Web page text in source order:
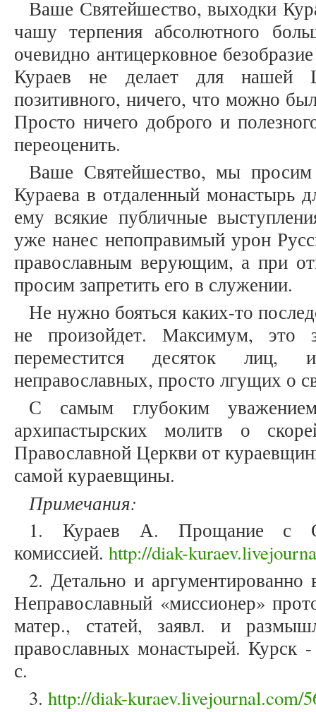
Ваше Святейшество, выходки
чашу терпения абсолютного
очевидно антицерковное
Кураев не делает для нашей
позитивного, ничего, что можно
Просто ничего доброго и
переоценить.
Ваше Святейшество, мы просим
Кураева в отдаленный монастырь
ему всякие публичные
уже нанес непоправимый урон
православным верующим, а при
просим запретить его в служении.
Не нужно бояться каких-то
не произойдет. Максимум, это
переместится десяток
неправославных, просто лгущих о
С самым глубоким
архипастырских молитв о
Православной Церкви от
самой кураевщины.
Примечания:
1. Кураев А. Прощание с
комиссией. http://diak-
2. Детально и аргументированно
Неправославный «миссионер»
матер., статей, заявл. и
православных монастырей. Курск
с.
3. http://diak-kuraev.livejournal.com/